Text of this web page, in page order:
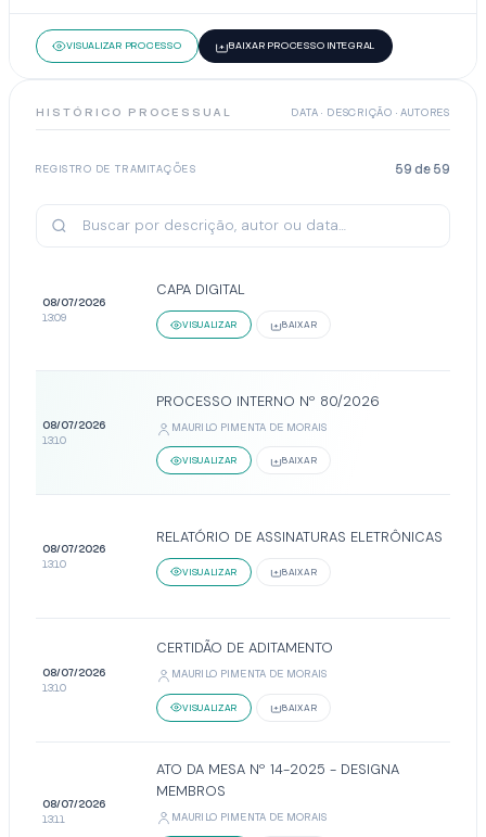
VISUALIZAR PROCESSO BAIXAR PROCESSO INTEGRAL
HISTÓRICO PROCESSUAL DATA · DESCRIÇÃO · AUTORES
REGISTRO DE TRAMITAÇÕES 59 de 59
08/07/2026
13:09
CAPA DIGITAL
VISUALIZAR BAIXAR
08/07/2026
13:10
PROCESSO INTERNO Nº 80/2026
MAURILO PIMENTA DE MORAIS
VISUALIZAR BAIXAR
08/07/2026
13:10
RELATÓRIO DE ASSINATURAS ELETRÔNICAS
VISUALIZAR BAIXAR
08/07/2026
13:10
CERTIDÃO DE ADITAMENTO
MAURILO PIMENTA DE MORAIS
VISUALIZAR BAIXAR
08/07/2026
13:11
ATO DA MESA Nº 14-2025 - DESIGNA
MEMBROS
MAURILO PIMENTA DE MORAIS